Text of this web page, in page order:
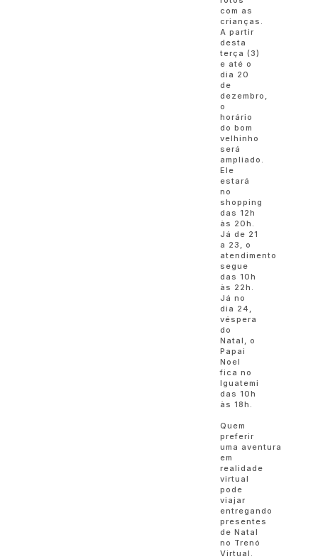
com as
crianças.
A partir
desta
terça (3)
e até o
dia 20
de
dezembro,
o
horário
do bom
velhinho
será
ampliado.
Ele
estará
no
shopping
das 12h
às 20h.
Já de 21
a 23, o
atendimento
segue
das 10h
às 22h.
Já no
dia 24,
véspera
do
Natal, o
Papai
Noel
fica no
Iguatemi
das 10h
às 18h.
Quem
preferir
uma aventura
em
realidade
virtual
pode
viajar
entregando
presentes
de Natal
no Trenó
Virtual.